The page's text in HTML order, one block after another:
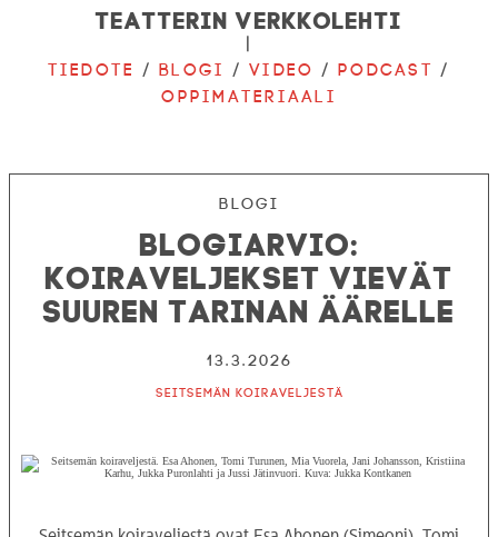
Teatterin verkkolehti
|
Tiedote
/Blogi /Video /Podcast /
Oppimateriaali
Blogi
Blogiarvio:
Koiraveljekset vievät
suuren tarinan äärelle
13.3.2026
Seitsemän koiraveljestä